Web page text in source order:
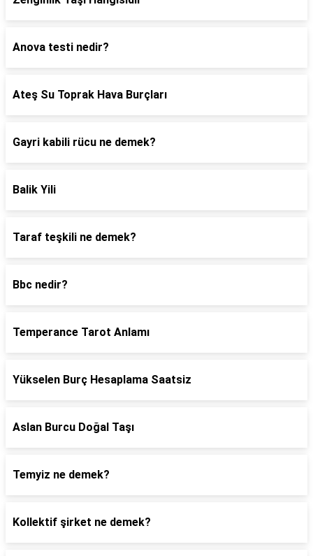
Anova testi nedir?
Ateş Su Toprak Hava Burçları
Gayri kabili rücu ne demek?
Balik Yili
Taraf teşkili ne demek?
Bbc nedir?
Temperance Tarot Anlamı
Yükselen Burç Hesaplama Saatsiz
Aslan Burcu Doğal Taşı
Temyiz ne demek?
Kollektif şirket ne demek?